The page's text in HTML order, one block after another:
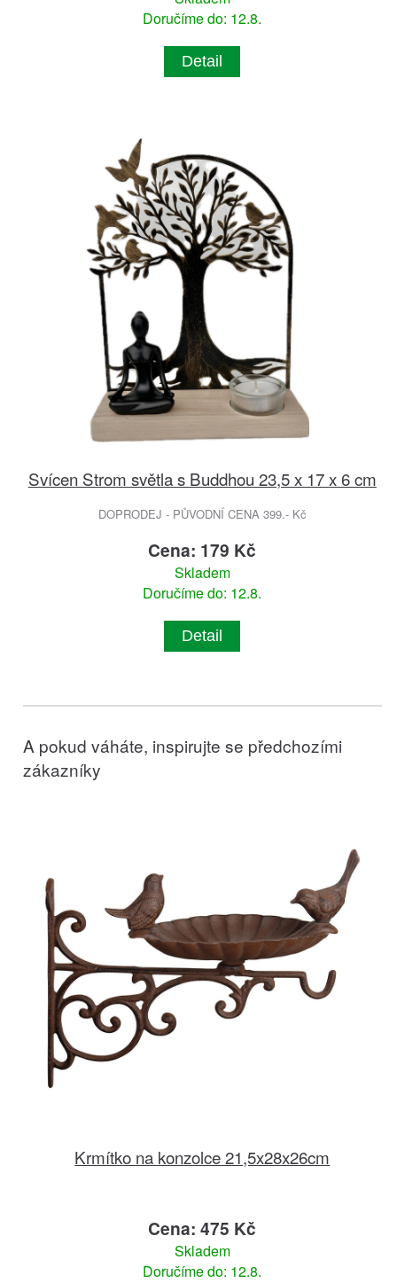
Doručíme do: 12.8.
Detail
Svícen Strom světla s Buddhou 23,5 x 17 x 6 cm
DOPRODEJ - PŮVODNÍ CENA 399.- Kč
Cena: 179 Kč
Skladem
Doručíme do: 12.8.
Detail
A pokud váháte, inspirujte se předchozími
zákazníky
Krmítko na konzolce 21,5x28x26cm
Cena: 475 Kč
Skladem
Doručíme do: 12.8.